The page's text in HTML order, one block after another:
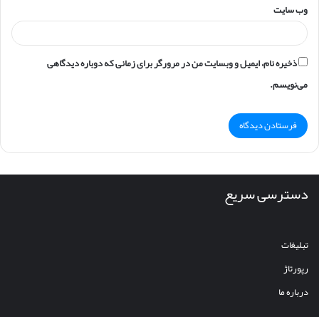
وب‌ سایت
ذخیره نام، ایمیل و وبسایت من در مرورگر برای زمانی که دوباره دیدگاهی
می‌نویسم.
دسترسی سریع
تبلیغات
رپورتاژ
درباره ما